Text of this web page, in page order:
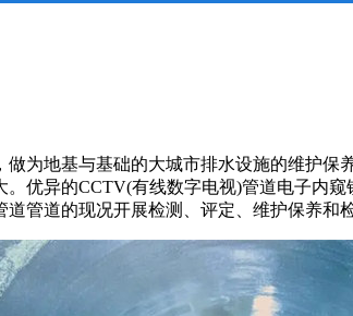
为地基与基础的大城市排水设施的维护
优异的CCTV(有线数字电视)管道电子内
管道的现况开展检测、评定、维护保养和